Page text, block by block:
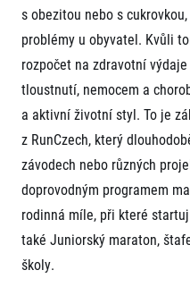
Informace o webu
Všeobecné smluvní podmínky
Informace o cookies
Podmínky GDPR
s obezitou nebo s
problémy u obyvatel. Kvůli
rozpočet na zdravotní
tloustnutí, nemocem a
a aktivní životní styl. To je
z RunCzech, který
závodech nebo různých
doprovodným programem
rodinná míle, při které
také Juniorský maraton,
školy.